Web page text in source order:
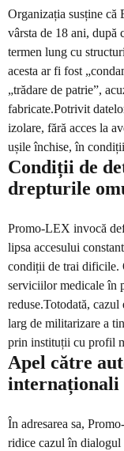
Organizația susține că
vârsta de 18 ani, după
termen lung cu
acesta ar fi fost
„trădare de patrie”,
fabricate.Potrivit
izolare, fără acces la
ușile închise, în
Condiții de
drepturile
Promo-LEX invocă
lipsa accesului
condiții de trai dificile.
serviciilor medicale în
reduse.Totodată, cazul
larg de militarizare a
prin instituții cu profil
Apel către
internaționali
În adresarea sa,
ridice cazul în dialogul